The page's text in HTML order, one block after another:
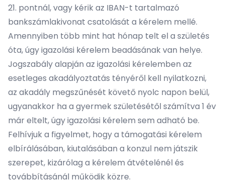
21. pontnál, vagy kérik az IBAN-t tartalmazó
bankszámlakivonat csatolását a kérelem mellé.
Amennyiben több mint hat hónap telt el a születés
óta, úgy igazolási kérelem beadásának van helye.
Jogszabály alapján az igazolási kérelemben az
esetleges akadályoztatás tényéről kell nyilatkozni,
az akadály megszűnését követő nyolc napon belül,
ugyanakkor ha a gyermek születésétől számítva 1 év
már eltelt, úgy igazolási kérelem sem adható be.
Felhívjuk a figyelmet, hogy a támogatási kérelem
elbírálásában, kiutalásában a konzul nem játszik
szerepet, kizárólag a kérelem átvételénél és
továbbításánál működik közre.